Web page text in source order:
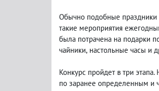
Обычно подобные праздники
такие мероприятия
была потрачена на подарки
чайники, настольные часы и
Конкурс пройдет в три
по заранее определенным и